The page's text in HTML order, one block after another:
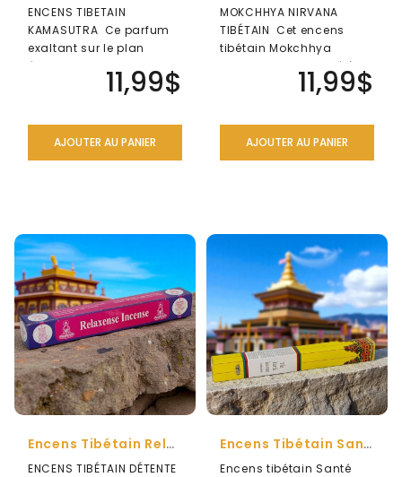
ENCENS TIBETAIN
KAMASUTRA Ce parfum
exaltant sur le plan
émotionnel peut
grandement améliorer
11,99$
AJOUTER AU PANIER
MOKCHHYA NIRVANA
TIBÉTAIN Cet encens
tibétain Mokchhya
Nirvana est fabriqué à la
main au Népal. Ce..
11,99$
AJOUTER AU PANIER
Encens Tibétain Relaxance
ENCENS TIBÉTAIN DÉTENTE
Encens Tibétain Santé
Encens tibétain Santé